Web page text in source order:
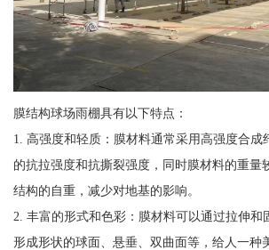
膜结构球场雨棚具有以下特点：
1. 高强度和轻质：膜材料通常采用高强度合成
的抗拉强度和抗撕裂强度，同时膜材料的重量
结构的自重，减少对地基的影响。
2. 丰富的形式和色彩：膜材料可以通过拉伸和
形成形状的球面、悬垂、双曲面等，给人一种